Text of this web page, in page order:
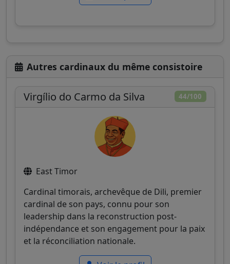
Autres cardinaux du même consistoire
44/100
Virgílio do Carmo da Silva
East Timor
Cardinal timorais, archevêque de Dili, premier
cardinal de son pays, connu pour son
leadership dans la reconstruction post-
indépendance et son engagement pour la paix
et la réconciliation nationale.